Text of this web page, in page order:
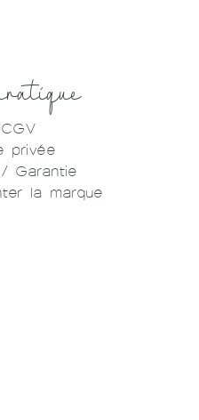
CGV
privée
Garantie
la marque